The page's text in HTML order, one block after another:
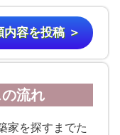
容を投稿 ＞
流れ
家を探すまでた